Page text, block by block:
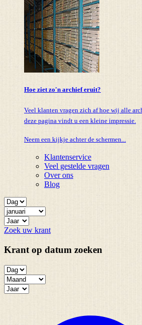
Hoe ziet zo'n archief eruit?
Veel klanten vragen zich af hoe wij alle
deze pagina vindt u een kleine impressie.
Neem een kijkje achter de schermen...
Klantenservice
Veel gestelde vragen
Over ons
Blog
Zoek uw krant
Krant op datum zoeken